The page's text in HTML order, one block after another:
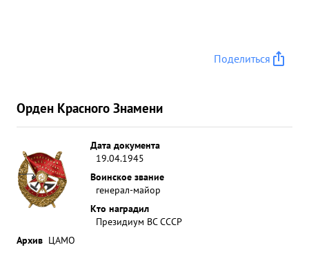
Поделиться
Орден Красного Знамени
Дата документа
19.04.1945
Воинское звание
генерал-майор
Кто наградил
Президиум ВС СССР
Архив ЦАМО